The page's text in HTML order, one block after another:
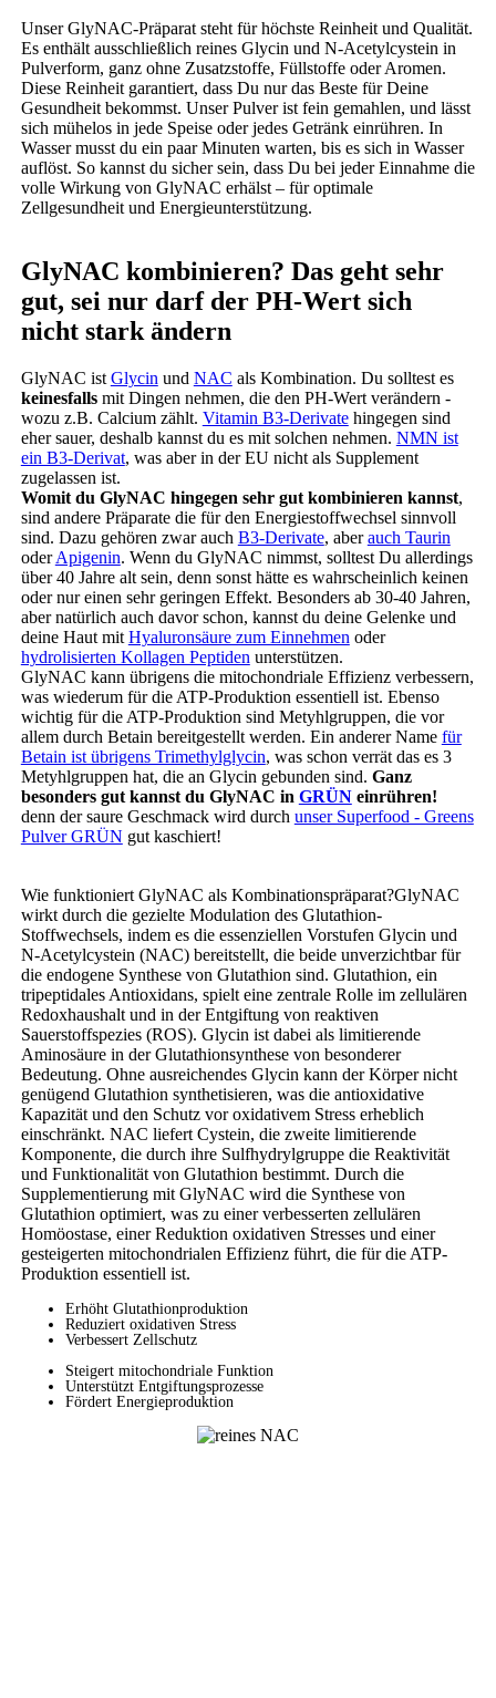
Unser GlyNAC-Präparat steht für höchste Reinheit und Qualität.
Es enthält ausschließlich reines Glycin und N-Acetylcystein in
Pulverform, ganz ohne Zusatzstoffe, Füllstoffe oder Aromen.
Diese Reinheit garantiert, dass Du nur das Beste für Deine
Gesundheit bekommst. Unser Pulver ist fein gemahlen, und lässt
sich mühelos in jede Speise oder jedes Getränk einrühren. In
Wasser musst du ein paar Minuten warten, bis es sich in Wasser
auflöst. So kannst du sicher sein, dass Du bei jeder Einnahme die
volle Wirkung von GlyNAC erhälst – für optimale
Zellgesundheit und Energieunterstützung.
GlyNAC kombinieren? Das geht sehr
gut, sei nur darf der PH-Wert sich
nicht stark ändern
GlyNAC ist Glycin und NAC als Kombination. Du solltest es
keinesfallsmit Dingen nehmen, die den PH-Wert verändern -
wozu z.B. Calcium zählt. Vitamin B3-Derivatehingegen sind
eher sauer, deshalb kannst du es mit solchen nehmen. NMN ist
ein B3-Derivat, was aber in der EU nicht als Supplement
zugelassen ist.
Womit du GlyNAC hingegen sehr gut kombinieren kannst,
sind andere Präparate die für den Energiestoffwechsel sinnvoll
sind. Dazu gehören zwar auch B3-Derivate, aberauch Taurin
oderApigenin. Wenn du GlyNAC nimmst, solltest Du allerdings
über 40 Jahre alt sein, denn sonst hätte es wahrscheinlich keinen
oder nur einen sehr geringen Effekt. Besonders ab 30-40 Jahren,
aber natürlich auch davor schon, kannst du deine Gelenke und
deine Haut mit Hyaluronsäure zum Einnehmen oder
hydrolisierten Kollagen Peptiden unterstützen.
GlyNAC kann übrigens die mitochondriale Effizienz verbessern,
was wiederum für die ATP-Produktion essentiell ist. Ebenso
wichtig für die ATP-Produktion sind Metyhlgruppen, die vor
allem durch Betain bereitgestellt werden. Ein anderer Name für
Betain ist übrigens Trimethylglycin, was schon verrät das es 3
Metyhlgruppen hat, die an Glycin gebunden sind. Ganz
besonders gut kannst du GlyNAC in GRÜNeinrühren!
denn der saure Geschmack wird durch unser Superfood - Greens
Pulver GRÜN gut kaschiert!
Wie funktioniert GlyNAC als Kombinationspräparat?GlyNAC
wirkt durch die gezielte Modulation des Glutathion-
Stoffwechsels, indem es die essenziellen Vorstufen Glycin und
N-Acetylcystein (NAC) bereitstellt, die beide unverzichtbar für
die endogene Synthese von Glutathion sind. Glutathion, ein
tripeptidales Antioxidans, spielt eine zentrale Rolle im zellulären
Redoxhaushalt und in der Entgiftung von reaktiven
Sauerstoffspezies (ROS). Glycin ist dabei als limitierende
Aminosäure in der Glutathionsynthese von besonderer
Bedeutung. Ohne ausreichendes Glycin kann der Körper nicht
genügend Glutathion synthetisieren, was die antioxidative
Kapazität und den Schutz vor oxidativem Stress erheblich
einschränkt. NAC liefert Cystein, die zweite limitierende
Komponente, die durch ihre Sulfhydrylgruppe die Reaktivität
und Funktionalität von Glutathion bestimmt. Durch die
Supplementierung mit GlyNAC wird die Synthese von
Glutathion optimiert, was zu einer verbesserten zellulären
Homöostase, einer Reduktion oxidativen Stresses und einer
gesteigerten mitochondrialen Effizienz führt, die für die ATP-
Produktion essentiell ist.
Erhöht Glutathionproduktion
Reduziert oxidativen Stress
Verbessert Zellschutz
Steigert mitochondriale Funktion
Unterstützt Entgiftungsprozesse
Fördert Energieproduktion